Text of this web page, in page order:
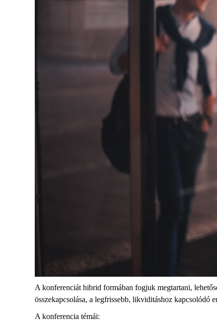
A konferenciát hibrid formában fogjuk megtartani,
összekapcsolása, a legfrissebb, likviditáshoz kapcsolódó
A konferencia témái: